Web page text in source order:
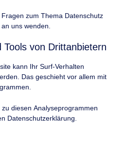
zum Thema Datenschutz
uns wenden.
Tools von Dritt­anbietern
kann Ihr Surf-Verhalten
Das geschieht vor allem mit
diesen Analyseprogrammen
Datenschutzerklärung.